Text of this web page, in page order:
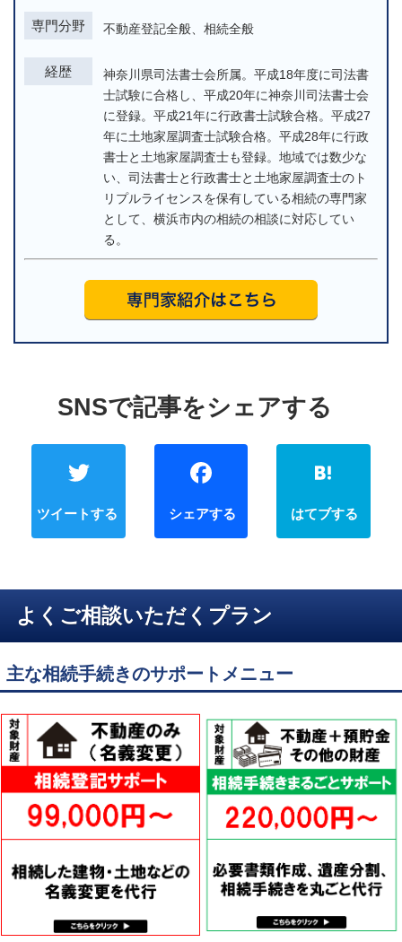
専門分野 不動産登記全般、相続全般
経歴
神奈川県司法書士会所属。平成18年度に司法書
士試験に合格し、平成20年に神奈川司法書士会
に登録。平成21年に行政書士試験合格。平成27
年に土地家屋調査士試験合格。平成28年に行政
書士と土地家屋調査士も登録。地域では数少な
い、司法書士と行政書士と土地家屋調査士のト
リプルライセンスを保有している相続の専門家
として、横浜市内の相続の相談に対応してい
る。
Twitter
よくご相談いただくプラン
主な相続手続きのサポートメニュー